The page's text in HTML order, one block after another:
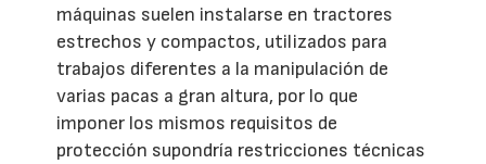
máquinas suelen instalarse en tractores
estrechos y compactos, utilizados para
trabajos diferentes a la manipulación de
varias pacas a gran altura, por lo que
imponer los mismos requisitos de
protección supondría restricciones técnicas